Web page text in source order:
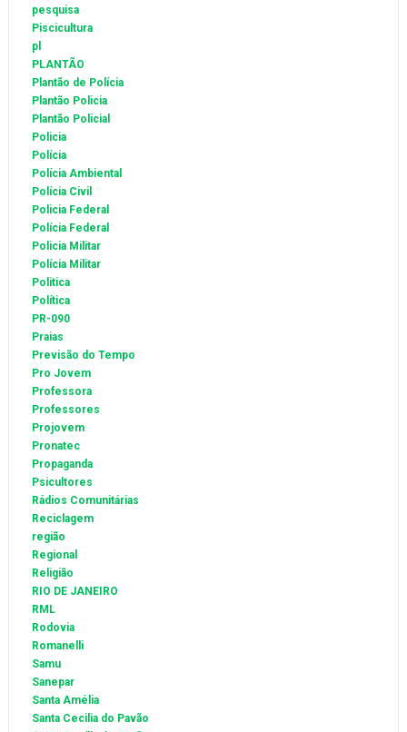
pesquisa
Piscicultura
pl
PLANTÃO
Plantão de Polícia
Plantão Policia
Plantão Policial
Policia
Polícia
Polícia Ambiental
Polícia Civil
Policia Federal
Polícia Federal
Policia Militar
Polícia Militar
Politica
Política
PR-090
Praias
Previsão do Tempo
Pro Jovem
Professora
Professores
Projovem
Pronatec
Propaganda
Psicultores
Rádios Comunitárias
Reciclagem
região
Regional
Religião
RIO DE JANEIRO
RML
Rodovia
Romanelli
Samu
Sanepar
Santa Amélia
Santa Cecilia do Pavão